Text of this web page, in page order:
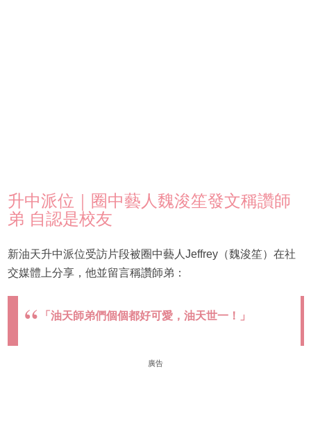
升中派位｜圈中藝人魏浚笙發文稱讚師
弟 自認是校友
新油天升中派位受訪片段被圈中藝人Jeffrey（魏浚笙）在社
交媒體上分享，他並留言稱讚師弟：
「油天師弟們個個都好可愛，油天世一！」
廣告